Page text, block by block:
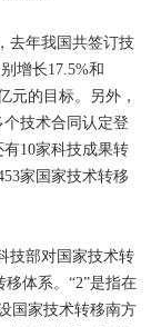
年我国共签订技
增长17.5%和
元的目标。另外，
个技术合同认定登
10家科技成果转
家国家技术转移
部对国家技术转
体系。“2”是指在
国家技术转移南方